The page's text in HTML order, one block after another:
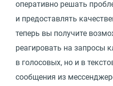
оперативно решать
и предоставлять
теперь вы получите
реагировать на запросы
в голосовых, но и в
сообщения из